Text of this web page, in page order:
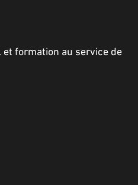
formation au service de